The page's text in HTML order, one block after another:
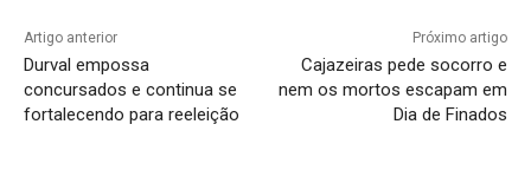
Artigo anterior
Durval empossa
concursados e continua se
fortalecendo para reeleição
Próximo artigo
Cajazeiras pede socorro e
nem os mortos escapam em
Dia de Finados